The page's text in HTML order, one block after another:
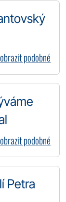
podobné
podobné
Petra